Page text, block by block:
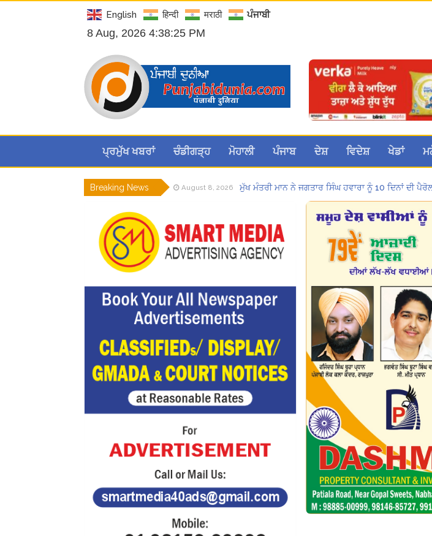
English हिन्दी मराठी ਪੰਜਾਬੀ
8 Aug, 2026 4:38:27 PM
ਪ੍ਰਮੁੱਖ ਖਬਰਾਂ ਚੰਡੀਗੜ੍ਹ ਮੋਹਾਲੀ ਪੰਜਾਬ ਦੇਸ਼ ਵਿਦੇਸ਼ ਖੇਡਾਂ
Breaking News August 8, 2026 ਮੁੱਖ ਮੰਤਰੀ ਮਾਨ ਨੇ ਜਗਤਾਰ ਸਿੰਘ ਹਵਾਰਾ ਨੂੰ 10 ਦਿਨਾਂ ਦੀ
Hukamnama Sri Darbar Sahib, Amritsar –
ਪੰਜਾਬ ਪੁਲਿਸ ਪੈਨਸ਼ਨਰ ਐਸੋਸੀਏਸ਼ਨ ਦੇ ਹਜ਼ਾਰਾਂ ਮੈਂਬਰਾਂ ਨੇ ਮਹਾਂ
August 7, 2026 ਮੁਲਾਜ਼ਮਾਂ ਦੀ ਰਿਕਾਰਡਤੋੜ ਰੈਲੀ ਨੇ ਸਰਕਾਰ ਦੀ ਨੀਂਦ ਉਡਾਈ;
August 7, 2026 Hukamnama Sri Darbar Sahib, Amritsar –
August 8, 2026 CM ਮਾਨ ਨੇ 866 ਨੌਜਵਾਨਾਂ ਨੂੰ ਸਰਕਾਰੀ ਨੌਕਰੀਆਂ ਦੇ